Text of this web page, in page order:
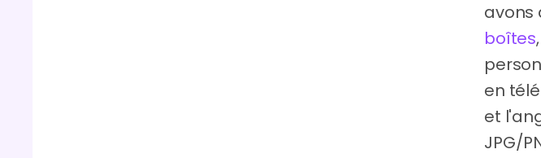
avons
boîtes
en
et
JPG/